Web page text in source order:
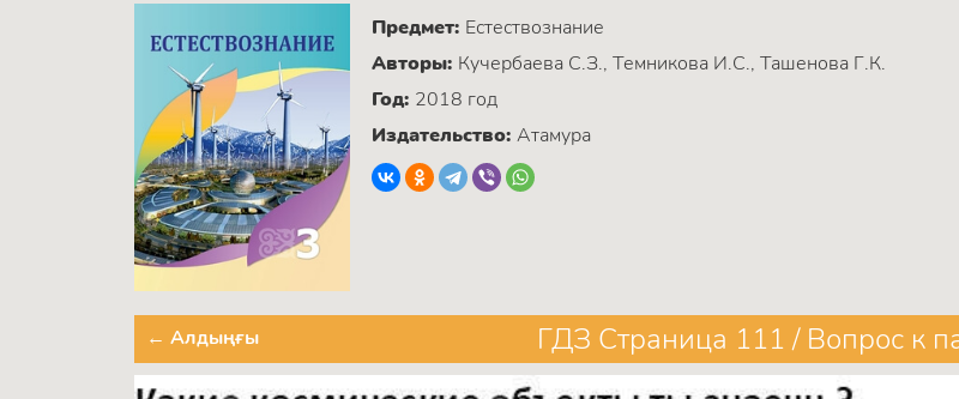
Предмет: Естествознание
Авторы: Кучербаева C.З., Темникова И.С., Ташенова Г.К.
Год: 2018 год
Издательство: Атамура
← Алдыңғы ГДЗ Страница 111 / Вопрос к